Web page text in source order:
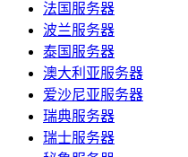
法国服务器
波兰服务器
泰国服务器
澳大利亚服务器
爱沙尼亚服务器
瑞典服务器
瑞士服务器